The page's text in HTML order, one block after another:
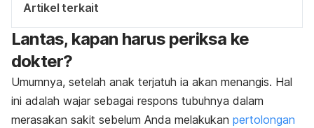
Artikel terkait
Lantas, kapan harus periksa ke
dokter?
Umumnya, setelah anak terjatuh ia akan menangis. Hal
ini adalah wajar sebagai respons tubuhnya dalam
merasakan sakit sebelum Anda melakukan pertolongan